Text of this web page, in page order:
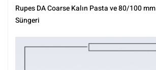
Polisaj,Polisaj Setleri,Polisaj ve Parlatma,Rupes
Ürünler,Tüm Ürünler
Rupes DA Coarse Kalın Pasta ve 80/100 mm Sert Pasta
Süngeri